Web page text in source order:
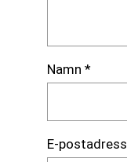
Namn *
E-postadress